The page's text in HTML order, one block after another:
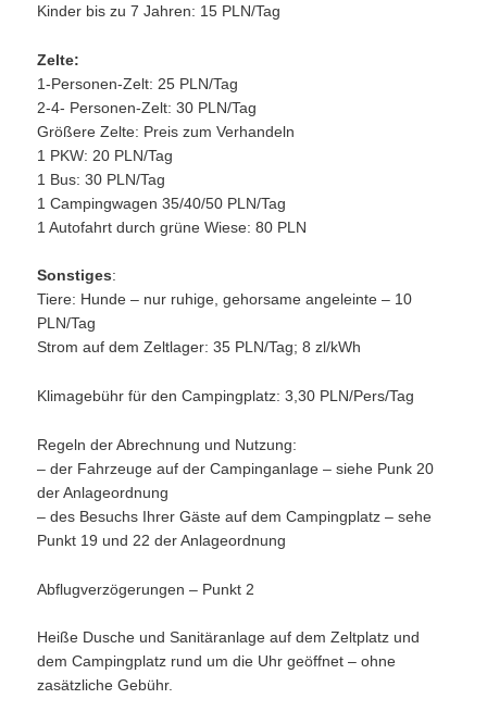
Kinder bis zu 7 Jahren: 15 PLN/Tag
Zelte:
1-Personen-Zelt: 25 PLN/Tag
2-4- Personen-Zelt: 30 PLN/Tag
Größere Zelte: Preis zum Verhandeln
1 PKW: 20 PLN/Tag
1 Bus: 30 PLN/Tag
1 Campingwagen 35/40/50 PLN/Tag
1 Autofahrt durch grüne Wiese: 80 PLN
Sonstiges:
Tiere: Hunde – nur ruhige, gehorsame angeleinte – 10
PLN/Tag
Strom auf dem Zeltlager: 35 PLN/Tag; 8 zl/kWh
Klimagebühr für den Campingplatz: 3,30 PLN/Pers/Tag
Regeln der Abrechnung und Nutzung:
– der Fahrzeuge auf der Campinganlage – siehe Punk 20
der Anlageordnung
– des Besuchs Ihrer Gäste auf dem Campingplatz – sehe
Punkt 19 und 22 der Anlageordnung
Abflugverzögerungen – Punkt 2
Heiße Dusche und Sanitäranlage auf dem Zeltplatz und
dem Campingplatz rund um die Uhr geöffnet – ohne
zasätzliche Gebühr.